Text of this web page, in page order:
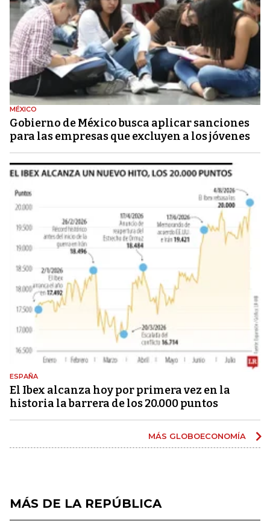
MÉXICO
Gobierno de México busca aplicar sanciones
para las empresas que excluyen a los jóvenes
ESPAÑA
El Ibex alcanza hoy por primera vez en la
historia la barrera de los 20.000 puntos
MÁS GLOBOECONOMÍA
MÁS DE LA REPÚBLICA